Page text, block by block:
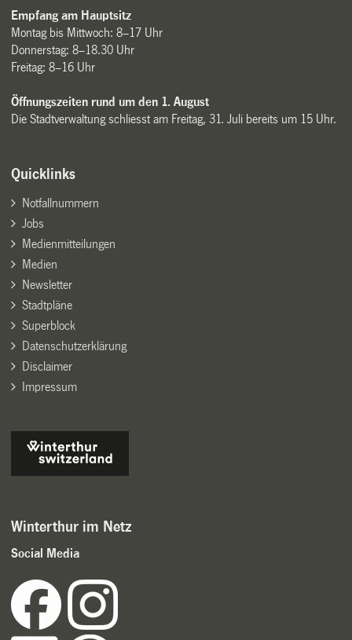
Empfang am Hauptsitz
Montag bis Mittwoch: 8–17 Uhr
Donnerstag: 8–18.30 Uhr
Freitag: 8–16 Uhr
Öffnungszeiten rund um den 1. August
Die Stadtverwaltung schliesst am Freitag, 31. Juli bereits um 15 Uhr.
Quicklinks
Notfallnummern
Jobs
Medienmitteilungen
Medien
Newsletter
Stadtpläne
Superblock
Datenschutzerklärung
Disclaimer
Impressum
Winterthur im Netz
Social Media